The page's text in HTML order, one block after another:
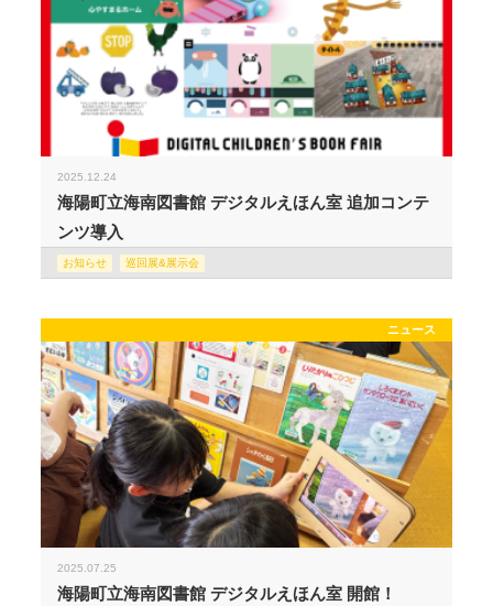
2025.12.24
海陽町立海南図書館 デジタルえほん室 追加コンテ
ンツ導入
お知らせ 巡回展&展示会
ニュース
2025.07.25
海陽町立海南図書館 デジタルえほん室 開館！